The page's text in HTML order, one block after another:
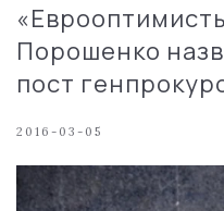
Порошенко
пост
2016-03-05